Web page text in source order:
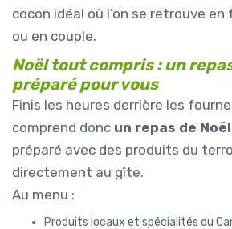
cocon idéal où l’on se retrouve
ou en couple.
Noël tout compris : un
préparé pour vous
Finis les heures derrière les
comprend donc un repas de
préparé avec des produits du
directement au gîte.
Au menu :
Produits locaux et spécialités du